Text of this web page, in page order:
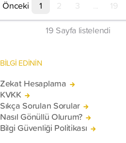
Önceki 1 2 3 19
19 Sayfa listelendi
BİLGİ EDİNİN
Zekat Hesaplama
KVKK
Sıkça Sorulan Sorular
Nasıl Gönüllü Olurum?
Bilgi Güvenliği Politikası